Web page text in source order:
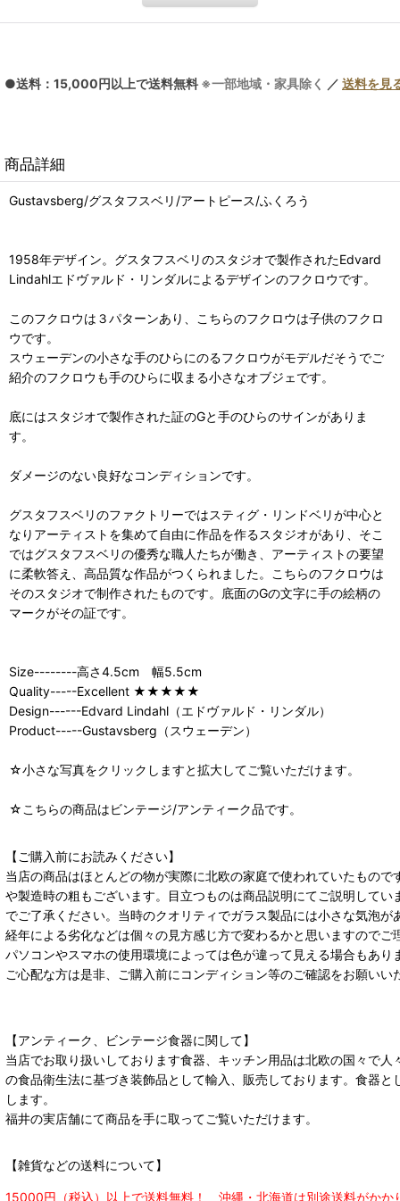
●送料：15,000円以上で送料無料 ※一部地域・家具除く ／ 送料を見
商品詳細
Gustavsberg/グスタフスベリ/アートピース/ふくろう
1958年デザイン。グスタフスベリのスタジオで製作されたEdvard
Lindahlエドヴァルド・リンダルによるデザインのフクロウです。
このフクロウは３パターンあり、こちらのフクロウは子供のフクロ
ウです。
スウェーデンの小さな手のひらにのるフクロウがモデルだそうでご
紹介のフクロウも手のひらに収まる小さなオブジェです。
底にはスタジオで製作された証のGと手のひらのサインがありま
す。
ダメージのない良好なコンディションです。
グスタフスベリのファクトリーではスティグ・リンドベリが中心と
なりアーティストを集めて自由に作品を作るスタジオがあり、そこ
ではグスタフスベリの優秀な職人たちが働き、アーティストの要望
に柔軟答え、高品質な作品がつくられました。こちらのフクロウは
そのスタジオで制作されたものです。底面のGの文字に手の絵柄の
マークがその証です。
Size--------高さ4.5cm 幅5.5cm
Quality-----Excellent ★★★★★
Design------Edvard Lindahl（エドヴァルド・リンダル）
Product-----Gustavsberg（スウェーデン）
☆小さな写真をクリックしますと拡大してご覧いただけます。
☆こちらの商品はビンテージ/アンティーク品です。
【ご購入前にお読みください】
当店の商品はほとんどの物が実際に北欧の家庭で使われていたもの
や製造時の粗もございます。目立つものは商品説明にてご説明して
でご了承ください。当時のクオリティでガラス製品には小さな気泡が
経年による劣化などは個々の見方感じ方で変わるかと思いますのでご
パソコンやスマホの使用環境によっては色が違って見える場合もあ
ご心配な方は是非、ご購入前にコンディション等のご確認をお願い
【アンティーク、ビンテージ食器に関して】
当店でお取り扱いしております食器、キッチン用品は北欧の国々で
の食品衛生法に基づき装飾品として輸入、販売しております。食器
します。
福井の実店舗にて商品を手に取ってご覧いただけます。
【雑貨などの送料について】
15000円（税込）以上で送料無料！ 沖縄・北海道は別途送料がかか